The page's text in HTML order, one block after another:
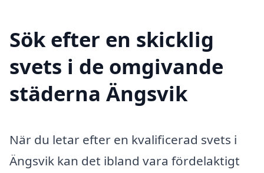
Sök efter en skicklig
svets i de omgivande
städerna Ängsvik
När du letar efter en kvalificerad svets i
Ängsvik kan det ibland vara fördelaktigt